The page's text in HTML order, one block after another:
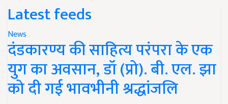
Latest feeds
News
दंडकारण्य की साहित्य परंपरा के एक
युग का अवसान, डॉ (प्रो). बी. एल. झा
को दी गई भावभीनी श्रद्धांजलि